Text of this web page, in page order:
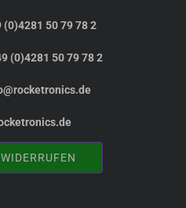
(0)4281 50 79 78 2
(0)4281 50 79 78 2